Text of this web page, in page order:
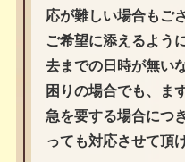
応が難しい場合もご
ご希望に添えるよう
去までの日時が無い
困りの場合でも、ま
急を要する場合につ
っても対応させて頂